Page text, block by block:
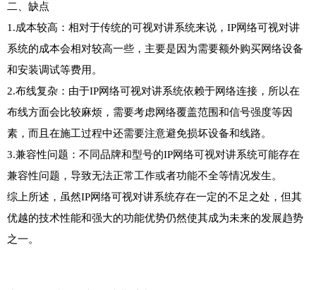
二、缺点
1.成本较高：相对于传统的可视对讲系统来说，IP网络可视对讲
系统的成本会相对较高一些，主要是因为需要额外购买网络设备
和安装调试等费用。
2.布线复杂：由于IP网络可视对讲系统依赖于网络连接，所以在
布线方面会比较麻烦，需要考虑网络覆盖范围和信号强度等因
素，而且在施工过程中还需要注意避免损坏设备和线路。
3.兼容性问题：不同品牌和型号的IP网络可视对讲系统可能存在
兼容性问题，导致无法正常工作或者功能不全等情况发生。
综上所述，虽然IP网络可视对讲系统存在一定的不足之处，但其
优越的技术性能和强大的功能优势仍然使其成为未来的发展趋势
之一。